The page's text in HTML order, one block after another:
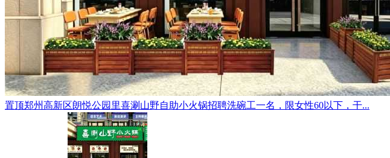
置顶郑州高新区朗悦公园里喜涮山野自助小火锅招聘洗碗工一名，限女性60以下，干...